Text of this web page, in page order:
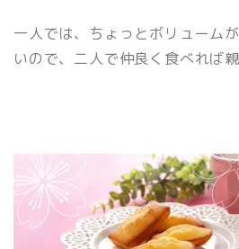
一人では、ちょっとボリューム
いので、二人で仲良く食べれば